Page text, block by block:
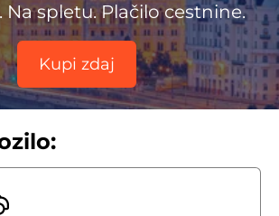
spletu. Plačilo cestnine.
Kupi zdaj